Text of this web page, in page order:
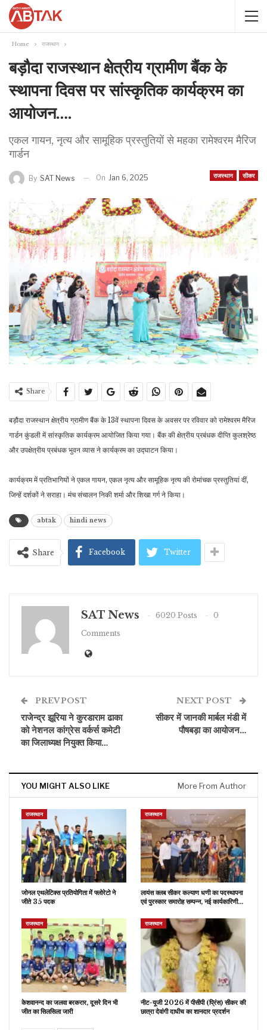
Home राजस्थान
बड़ौदा राजस्थान क्षेत्रीय ग्रामीण बैंक के
स्थापना दिवस पर सांस्कृतिक कार्यक्रम का
आयोजन….
एकल गायन, नृत्य और सामूहिक प्रस्तुतियों से महका रामेश्वरम मैरिज
गार्डन
राजस्थान सीकर
By SAT News On Jan 6, 2025
Share
बड़ौदा राजस्थान क्षेत्रीय ग्रामीण बैंक के 13वें स्थापना दिवस के अवसर पर रविवार को रामेश्वरम मैरिज
गार्डन कुंडली में सांस्कृतिक कार्यक्रम आयोजित किया गया। बैंक की क्षेत्रीय प्रबंधक दीप्ति कुलश्रेष्ठ
और उपक्षेत्रीय प्रबंधक भुवन व्यास ने कार्यक्रम का उद्घाटन किया।
कार्यक्रम में प्रतिभागियों ने एकल गायन, एकल नृत्य और सामूहिक नृत्य की रोमांचक प्रस्तुतियां दीं,
जिन्हें दर्शकों ने सराहा। मंच संचालन निकी शर्मा और शिखा गर्ग ने किया।
abtak hindi news
Share Facebook Twitter
SAT News 6020 Posts
0
Comments
PREV POST
राजेन्द्र झूरिया ने कुरडाराम ढाका
को नेशनल कांग्रेस वर्कर्स कमेटी
का जिलाध्यक्ष नियुक्त किया…
NEXT POST
सीकर में जानकी मार्बल मंडी में
पौषबड़ा का आयोजन…
YOU MIGHT ALSO LIKE More From Author
राजस्थान
जोनल एथलेटिक्स प्रतियोगिता में फ्लोरेटो ने
जीते 35 पदक
राजस्थान
लायंस क्लब सीकर कल्याण धणी का पदस्थापना
एवं पुरस्कार समारोह सम्पन्न, नई कार्यकारिणी…
राजस्थान
केशवानन्द का जलवा बरकरार, दूसरे दिन भी
जीत का सिलसिला जारी
राजस्थान
नीट-यूजी 2026 में पीसीपी (प्रिंस) सीकर की
छात्रा देवांगी दाधीच का शानदार प्रदर्शन